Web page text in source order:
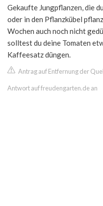
Gekaufte Jungpflanzen, die
oder in den Pflanzkübel
Wochen auch noch nicht
solltest du deine Tomaten
Kaffeesatz düngen.
Antrag auf Entfernung der
Antwort auf freudengarten.de an